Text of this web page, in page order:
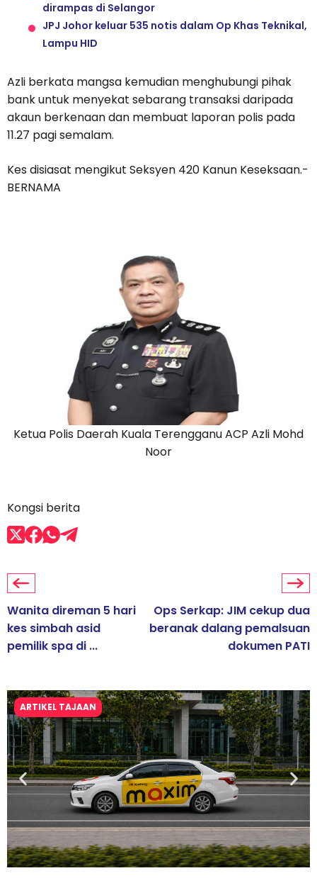
dirampas di Selangor
JPJ Johor keluar 535 notis dalam Op Khas Teknikal,
Lampu HID
Azli berkata mangsa kemudian menghubungi pihak
bank untuk menyekat sebarang transaksi daripada
akaun berkenaan dan membuat laporan polis pada
11.27 pagi semalam.
Kes disiasat mengikut Seksyen 420 Kanun Keseksaan.-
BERNAMA
Ketua Polis Daerah Kuala Terengganu ACP Azli Mohd
Noor
Kongsi berita
Wanita direman 5 hari
kes simbah asid
pemilik spa di ...
Ops Serkap: JIM cekup dua
beranak dalang pemalsuan
dokumen PATI
ARTIKEL TAJAAN